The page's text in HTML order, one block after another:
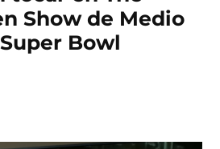
Show de Medio
Bowl